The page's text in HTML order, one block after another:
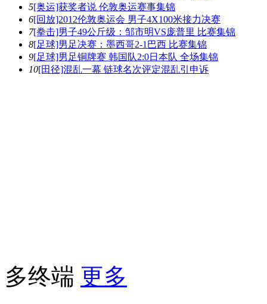
5[奥运]获奖者说 伦敦奥运赛事集锦
6[回放]2012伦敦奥运会 男子4X100米接力决赛
7[拳击]男子49公斤级：邹市明VS庞普里 比赛集锦
8[足球]男足决赛：墨西哥2-1巴西 比赛集锦
9[足球]男足铜牌赛 韩国队2:0日本队 全场集锦
10[田径]混乱一幕 链球名次评定混乱引申诉
多终端 更多